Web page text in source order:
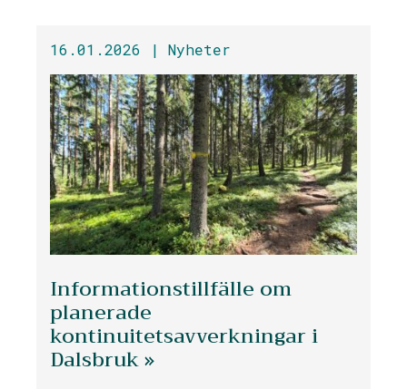
16.01.2026 | Nyheter
Informationstillfälle om
planerade
kontinuitetsavverkningar i
Dalsbruk »